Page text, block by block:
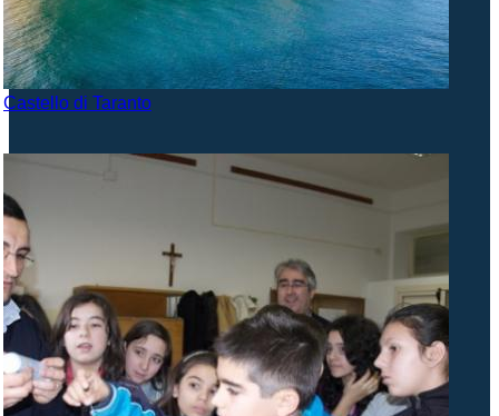
Castello di Taranto